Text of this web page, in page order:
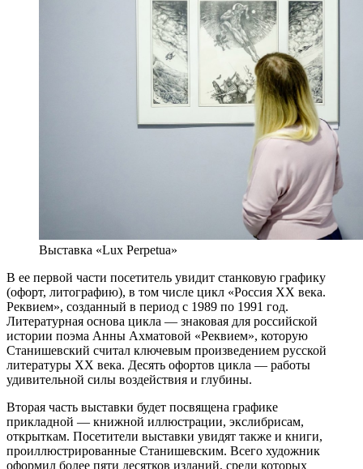
Выставка «Lux Perpetua»
В ее первой части посетитель увидит станковую графику
(офорт, литографию), в том числе цикл «Россия ХХ века.
Реквием», созданный в период с 1989 по 1991 год.
Литературная основа цикла — знаковая для российской
истории поэма Анны Ахматовой «Реквием», которую
Станишевский считал ключевым произведением русской
литературы ХХ века. Десять офортов цикла — работы
удивительной силы воздействия и глубины.
Вторая часть выставки будет посвящена графике
прикладной — книжной иллюстрации, экслибрисам,
открыткам. Посетители выставки увидят также и книги,
проиллюстрированные Станишевским. Всего художник
оформил более пяти десятков изданий, среди которых